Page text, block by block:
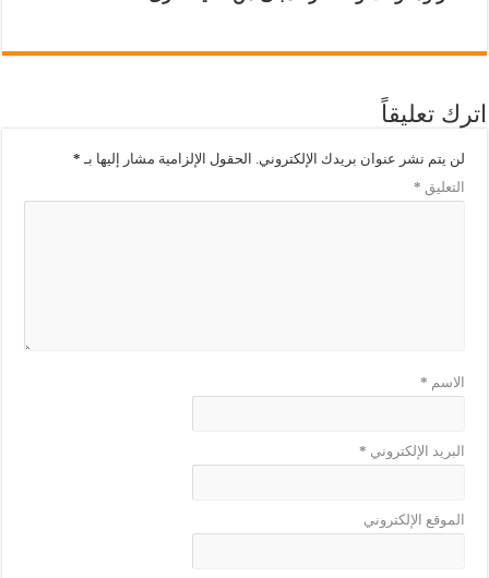
اترك تعليقاً
لن يتم نشر عنوان بريدك الإلكتروني. الحقول الإلزامية مشار إليها بـ *
التعليق *
الاسم *
البريد الإلكتروني *
الموقع الإلكتروني